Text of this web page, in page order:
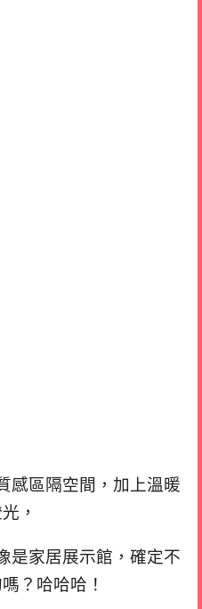
感區隔空間，加上溫暖
，
是家居展示館， 確定不
？哈哈哈！